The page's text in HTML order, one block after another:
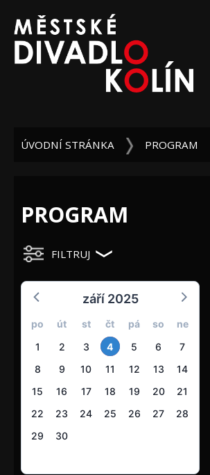
ÚVODNÍ STRÁNKA PROGRAM
PROGRAM
FILTRUJ
září 2025
po út st čt pá so
ne
1
2 3 4 5 6
7
8
9 10 11 12 13
14
15
16 17 18 19 20
21
22
23 24 25 26 27
28
29
30